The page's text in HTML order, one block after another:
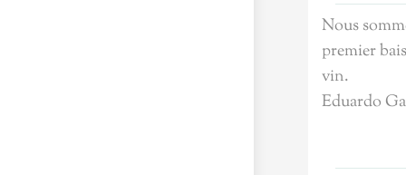
Nous
premier
vin.
Eduardo